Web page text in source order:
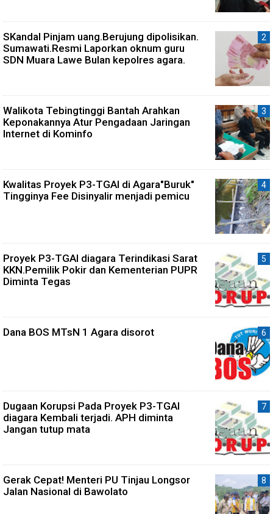
SKandal Pinjam uang.Berujung dipolisikan.
Sumawati.Resmi Laporkan oknum guru
SDN Muara Lawe Bulan kepolres agara.
Walikota Tebingtinggi Bantah Arahkan
Keponakannya Atur Pengadaan Jaringan
Internet di Kominfo
Kwalitas Proyek P3-TGAI di Agara"Buruk"
Tingginya Fee Disinyalir menjadi pemicu
Proyek P3-TGAI diagara Terindikasi Sarat
KKN.Pemilik Pokir dan Kementerian PUPR
Diminta Tegas
Dana BOS MTsN 1 Agara disorot
Dugaan Korupsi Pada Proyek P3-TGAI
diagara Kembali terjadi. APH diminta
Jangan tutup mata
Gerak Cepat! Menteri PU Tinjau Longsor
Jalan Nasional di Bawolato